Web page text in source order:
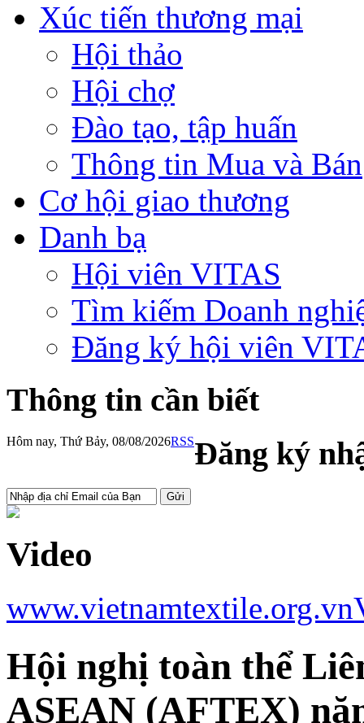
Xúc tiến thương mại
Hội thảo
Hội chợ
Đào tạo, tập huấn
Thông tin Mua và Bán
Cơ hội giao thương
Danh bạ
Hội viên VITAS
Tìm kiếm Doanh
Đăng ký hội viên
Thông tin cần biết
Hôm nay, Thứ Bảy, 08/08/2026RSSĐăng ký
Video
www.vietnamtextile.org.vn
Hội nghị toàn thể
ASEAN (AFTEX)